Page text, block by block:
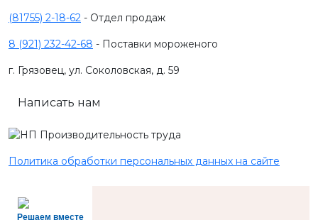
(81755) 2-18-62 - Отдел продаж
8 (921) 232-42-68 - Поставки мороженого
г. Грязовец, ул. Соколовская, д. 59
Написать нам
Политика обработки персональных данных на сайте
Решаем вместе